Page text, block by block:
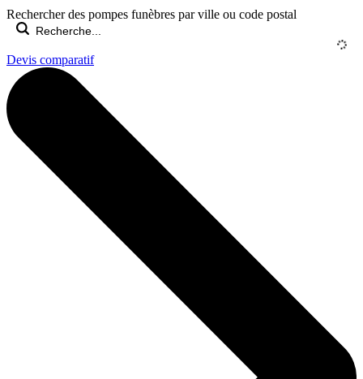
Rechercher des pompes funèbres par ville ou code postal
Devis comparatif